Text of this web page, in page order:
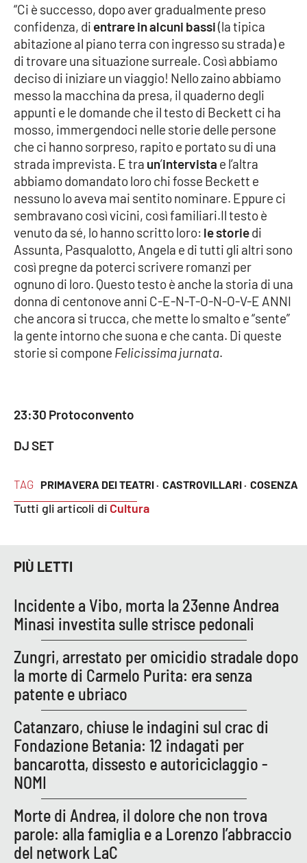
TAG PRIMAVERA DEI TEATRI · CASTROVILLARI · COSENZA
Tutti gli articoli di Cultura
“Ci è successo, dopo aver gradualmente preso
confidenza, di entrare in alcuni bassi(la tipica
abitazione al piano terra con ingresso su strada) e
di trovare una situazione surreale. Così abbiamo
deciso di iniziare un viaggio! Nello zaino abbiamo
messo la macchina da presa, il quaderno degli
appunti e le domande che il testo di Beckett ci ha
mosso, immergendoci nelle storie delle persone
che ci hanno sorpreso, rapito e portato su di una
strada imprevista. E tra un’intervista e l’altra
abbiamo domandato loro chi fosse Beckett e
nessuno lo aveva mai sentito nominare. Eppure ci
sembravano così vicini, così familiari.Il testo è
venuto da sé, lo hanno scritto loro: le storiedi
Assunta, Pasqualotto, Angela e di tutti gli altri sono
così pregne da poterci scrivere romanzi per
ognuno di loro. Questo testo è anche la storia di una
donna di centonove anni C-E-N-T-O-N-O-V-E ANNI
che ancora si trucca, che mette lo smalto e “sente”
la gente intorno che suona e che canta. Di queste
storie si compone Felicissima jurnata.
23:30 Protoconvento
DJ SET
PIÙ LETTI
Incidente a Vibo, morta la 23enne Andrea
Minasi investita sulle strisce pedonali
Zungri, arrestato per omicidio stradale dopo
la morte di Carmelo Purita: era senza
patente e ubriaco
Catanzaro, chiuse le indagini sul crac di
Fondazione Betania: 12 indagati per
bancarotta, dissesto e autoriciclaggio -
NOMI
Morte di Andrea, il dolore che non trova
parole: alla famiglia e a Lorenzo l’abbraccio
del network LaC